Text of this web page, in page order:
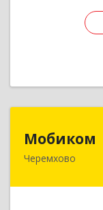
Мобиком
Черемхово